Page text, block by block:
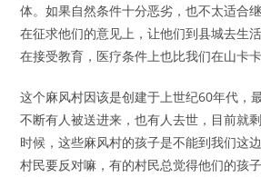
体。如果自然条件十分恶劣，也不太适合
在征求他们的意见上，让他们到县城去生
在接受教育，医疗条件上也比我们在山卡卡
这个麻风村因该是创建于上世纪60年代，
不断有人被送进来，也有人去世，目前就
时候，这些麻风村的孩子是不能到我们这
村民要反对嘛，有的村民总觉得他们的孩